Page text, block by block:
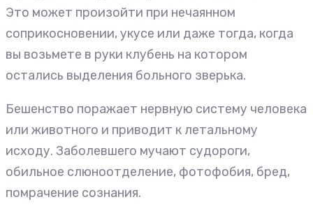
Это может произойти при нечаянном
соприкосновении, укусе или даже тогда, когда
вы возьмете в руки клубень на котором
остались выделения больного зверька.
Бешенство поражает нервную систему человека
или животного и приводит к летальному
исходу. Заболевшего мучают судороги,
обильное слюноотделение, фотофобия, бред,
помрачение сознания.